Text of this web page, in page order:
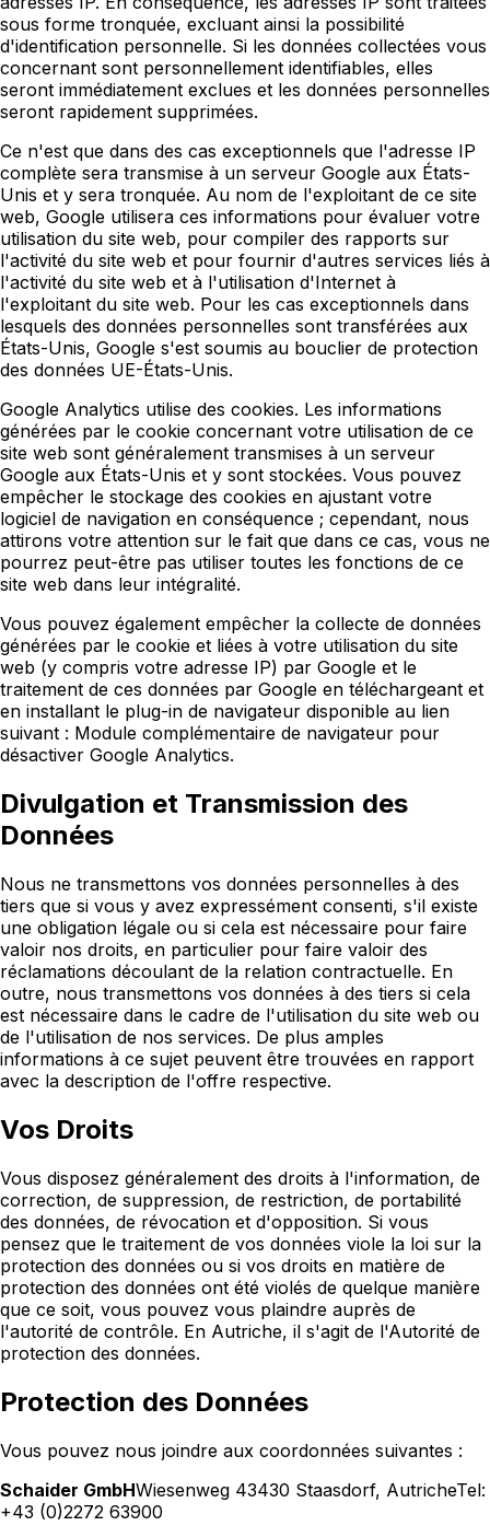
sous forme tronquée, excluant ainsi la possibilité
d'identification personnelle. Si les données collectées vous
concernant sont personnellement identifiables, elles
seront immédiatement exclues et les données personnelles
seront rapidement supprimées.
Ce n'est que dans des cas exceptionnels que l'adresse IP
complète sera transmise à un serveur Google aux États-
Unis et y sera tronquée. Au nom de l'exploitant de ce site
web, Google utilisera ces informations pour évaluer votre
utilisation du site web, pour compiler des rapports sur
l'activité du site web et pour fournir d'autres services liés à
l'activité du site web et à l'utilisation d'Internet à
l'exploitant du site web. Pour les cas exceptionnels dans
lesquels des données personnelles sont transférées aux
États-Unis, Google s'est soumis au bouclier de protection
des données UE-États-Unis.
Google Analytics utilise des cookies. Les informations
générées par le cookie concernant votre utilisation de ce
site web sont généralement transmises à un serveur
Google aux États-Unis et y sont stockées. Vous pouvez
empêcher le stockage des cookies en ajustant votre
logiciel de navigation en conséquence ; cependant, nous
attirons votre attention sur le fait que dans ce cas, vous ne
pourrez peut-être pas utiliser toutes les fonctions de ce
site web dans leur intégralité.
Vous pouvez également empêcher la collecte de données
générées par le cookie et liées à votre utilisation du site
web (y compris votre adresse IP) par Google et le
traitement de ces données par Google en téléchargeant et
en installant le plug-in de navigateur disponible au lien
suivant : Module complémentaire de navigateur pour
désactiver Google Analytics.
Divulgation et Transmission des
Données
Nous ne transmettons vos données personnelles à des
tiers que si vous y avez expressément consenti, s'il existe
une obligation légale ou si cela est nécessaire pour faire
valoir nos droits, en particulier pour faire valoir des
réclamations découlant de la relation contractuelle. En
outre, nous transmettons vos données à des tiers si cela
est nécessaire dans le cadre de l'utilisation du site web ou
de l'utilisation de nos services. De plus amples
informations à ce sujet peuvent être trouvées en rapport
avec la description de l'offre respective.
Vos Droits
Vous disposez généralement des droits à l'information, de
correction, de suppression, de restriction, de portabilité
des données, de révocation et d'opposition. Si vous
pensez que le traitement de vos données viole la loi sur la
protection des données ou si vos droits en matière de
protection des données ont été violés de quelque manière
que ce soit, vous pouvez vous plaindre auprès de
l'autorité de contrôle. En Autriche, il s'agit de l'Autorité de
protection des données.
Protection des Données
Vous pouvez nous joindre aux coordonnées suivantes :
Schaider GmbHWiesenweg 43430 Staasdorf, AutricheTel:
+43 (0)2272 63900